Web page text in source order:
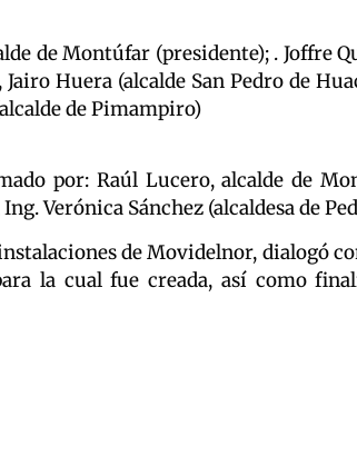
de Montúfar (presidente); . Joffre
Huera (alcalde San Pedro de
de Pimampiro)
por: Raúl Lucero, alcalde de
Verónica Sánchez (alcaldesa de
de Movidelnor, dialogó
la cual fue creada, así como